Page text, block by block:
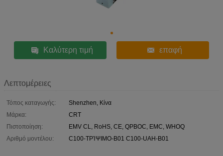
Καλύτερη τιμή επαφή
Λεπτομέρειες
Τόπος καταγωγής:
Shenzhen, Κίνα
Μάρκα:
CRT
Πιστοποίηση:
EMV CL, RoHS, CE, QPBOC, EMC, WHOQ
Αριθμό μοντέλου:
C100-ΤΡΊΨΙΜΟ-B01 C100-UAH-B01